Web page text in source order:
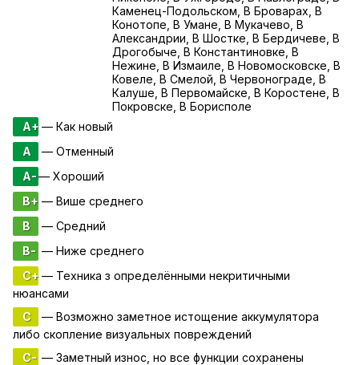
Каменец-Подольском, В Броварах, В
Конотопе, В Умане, В Мукачево, В
Александрии, В Шостке, В Бердичеве, В
Дрогобыче, В Константиновке, В
Нежине, В Измаиле, В Новомосковске, В
Ковеле, В Смелой, В Червонограде, В
Калуше, В Первомайске, В Коростене, В
Покровске, В Борисполе
A+— Как новый
A
— Отменный
A-— Хороший
B+ — Више среднего
B
— Средний
B- — Ниже среднего
C+— Техника з определёнными некритичными
нюансами
C
— Возможно заметное истощение аккумулятора
либо скопление визуальных повреждений
C- — Заметный износ, но все функции сохранены